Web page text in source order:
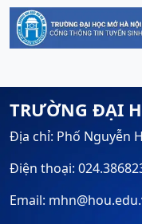
TRƯỜNG ĐẠI
Địa chỉ: Phố Nguyễn
Điện thoại:
Email: